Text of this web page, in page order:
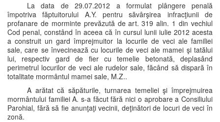
La data de 29.07.2012 a formulat plângere penală
împotriva făptuitorului A.Y. pentru săvârşirea infracţiunii de
profanare de morminte prevăzută de art. 319 alin. 1 din vechiul
Cod penal, constând în aceea că în cursul lunii iulie 2012 acesta
a construit un gard împrejmuitor la locurile de veci ale familiei
sale, care se învecinează cu locurile de veci ale mamei şi tatălui
lui, respectiv gard de fier cu temelie betonată, deplasând
perimetrul locurilor de veci ale rudelor sale, făcând să dispară în
totalitate mormântul mamei sale, M.Z..
A arătat că săpăturile, turnarea temeliei şi împrejmuirea
mormântului familiei A. s-a făcut fără nici o aprobare a Consiliului
Parohial, fără să fie anunţaţi vecinii, deţinători de locuri de veci în
zonă.